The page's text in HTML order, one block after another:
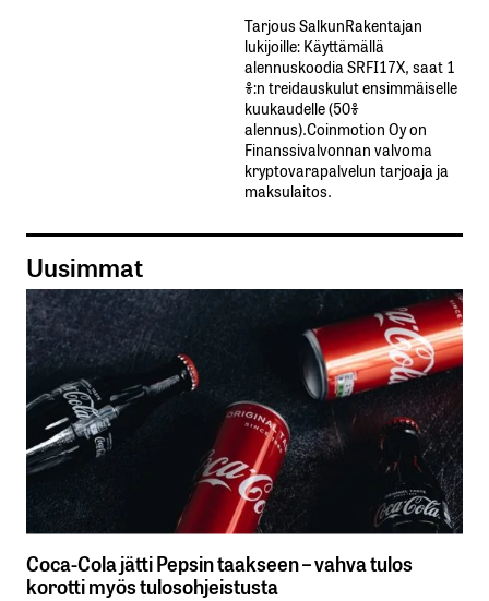
Tarjous SalkunRakentajan
lukijoille: Käyttämällä​ ​
alennuskoodia​ ​SRFI17X,​ ​saat​ ​1
%:n treidauskulut​ ​ensimmäiselle​ ​
kuukaudelle​ ​(50%​ ​
alennus).Coinmotion Oy on
Finanssivalvonnan valvoma
kryptovarapalvelun tarjoaja ja
maksulaitos.
Uusimmat
Coca-Cola jätti Pepsin taakseen – vahva tulos
korotti myös tulosohjeistusta